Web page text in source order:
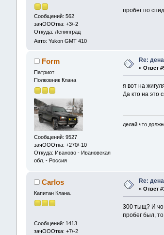
Сообщений: 562
зачОООтка: +3/-2
Откуда: Ленинград
Авто: Yukon GMT 410
пробег по
Form
Патриот
Полковник Клана
Сообщений: 9527
зачОООтка: +270/-10
Откуда: Иваново - Ивановская
обл. - Россия
Re:
« Ответ
я вот на
Да кто на это
делай что
Carlos
Капитан Клана.
Сообщений: 1413
зачОООтка: +7/-2
Re:
« Ответ
300 тыщ? И чо
пробег был,